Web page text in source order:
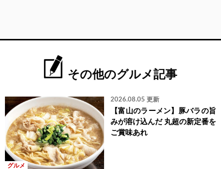
その他のグルメ記事
グルメ
2026.08.05 更新
【富山のラーメン】豚バラの旨
みが溶け込んだ 丸超の新定番を
ご賞味あれ